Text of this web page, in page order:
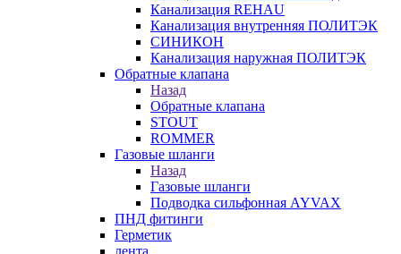
Канализация REHAU
Канализация внутренняя ПОЛИТЭК
СИНИКОН
Канализация наружная ПОЛИТЭК
Обратные клапана
Назад
Обратные клапана
STOUT
ROMMER
Газовые шланги
Назад
Газовые шланги
Подводка сильфонная AYVAX
ПНД фитинги
Герметик
лента